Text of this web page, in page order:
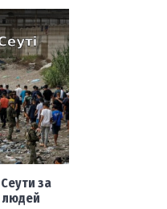
Сеути за
людей